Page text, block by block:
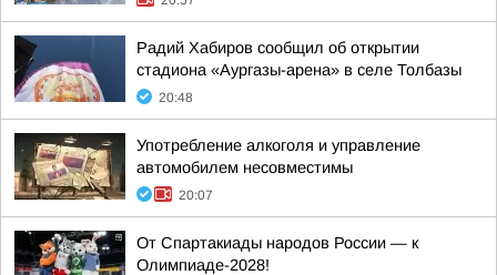
Радий Хабиров сообщил об открытии
стадиона «Аургазы-арена» в селе Толбазы
20:48
Употребление алкоголя и управление
автомобилем несовместимы
20:07
От Спартакиады народов России — к
Олимпиаде-2028!